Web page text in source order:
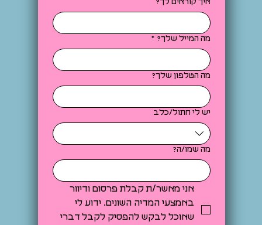
מה המייל שלך? *
מה הטלפון שלך?
יש לי חתול/כלב
מה שמו/ה?
אני מאשר/ת קבלת פרסום ודיוור
באמצעי המדיה השונים. ידוע לי
שאוכל לבקש להפסיק לקבל דברי